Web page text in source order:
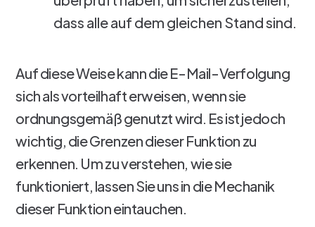
dass alle auf dem gleichen Stand sind.
Auf diese Weise kann die E-Mail-Verfolgung
sich als vorteilhaft erweisen, wenn sie
ordnungsgemäß genutzt wird. Es ist jedoch
wichtig, die Grenzen dieser Funktion zu
erkennen. Um zu verstehen, wie sie
funktioniert, lassen Sie uns in die Mechanik
dieser Funktion eintauchen.